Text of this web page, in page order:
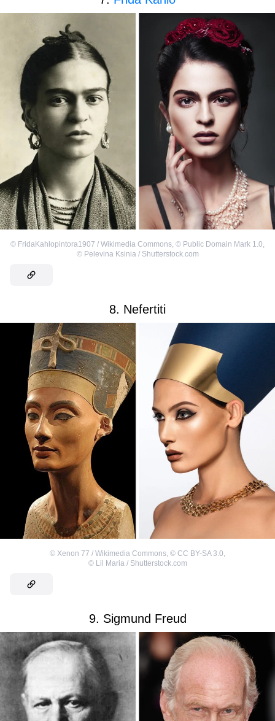
© FridaKahlopintora1907 / Wikimedia Commons © Public Domain Mark 1.0
© Pelevina Ksinia / Shutterstock.com
8. Nefertiti
© Xenon 77 / Wikimedia Commons, © CC BY-SA 3.0,
© Lil Maria / Shutterstock.com
9. Sigmund Freud